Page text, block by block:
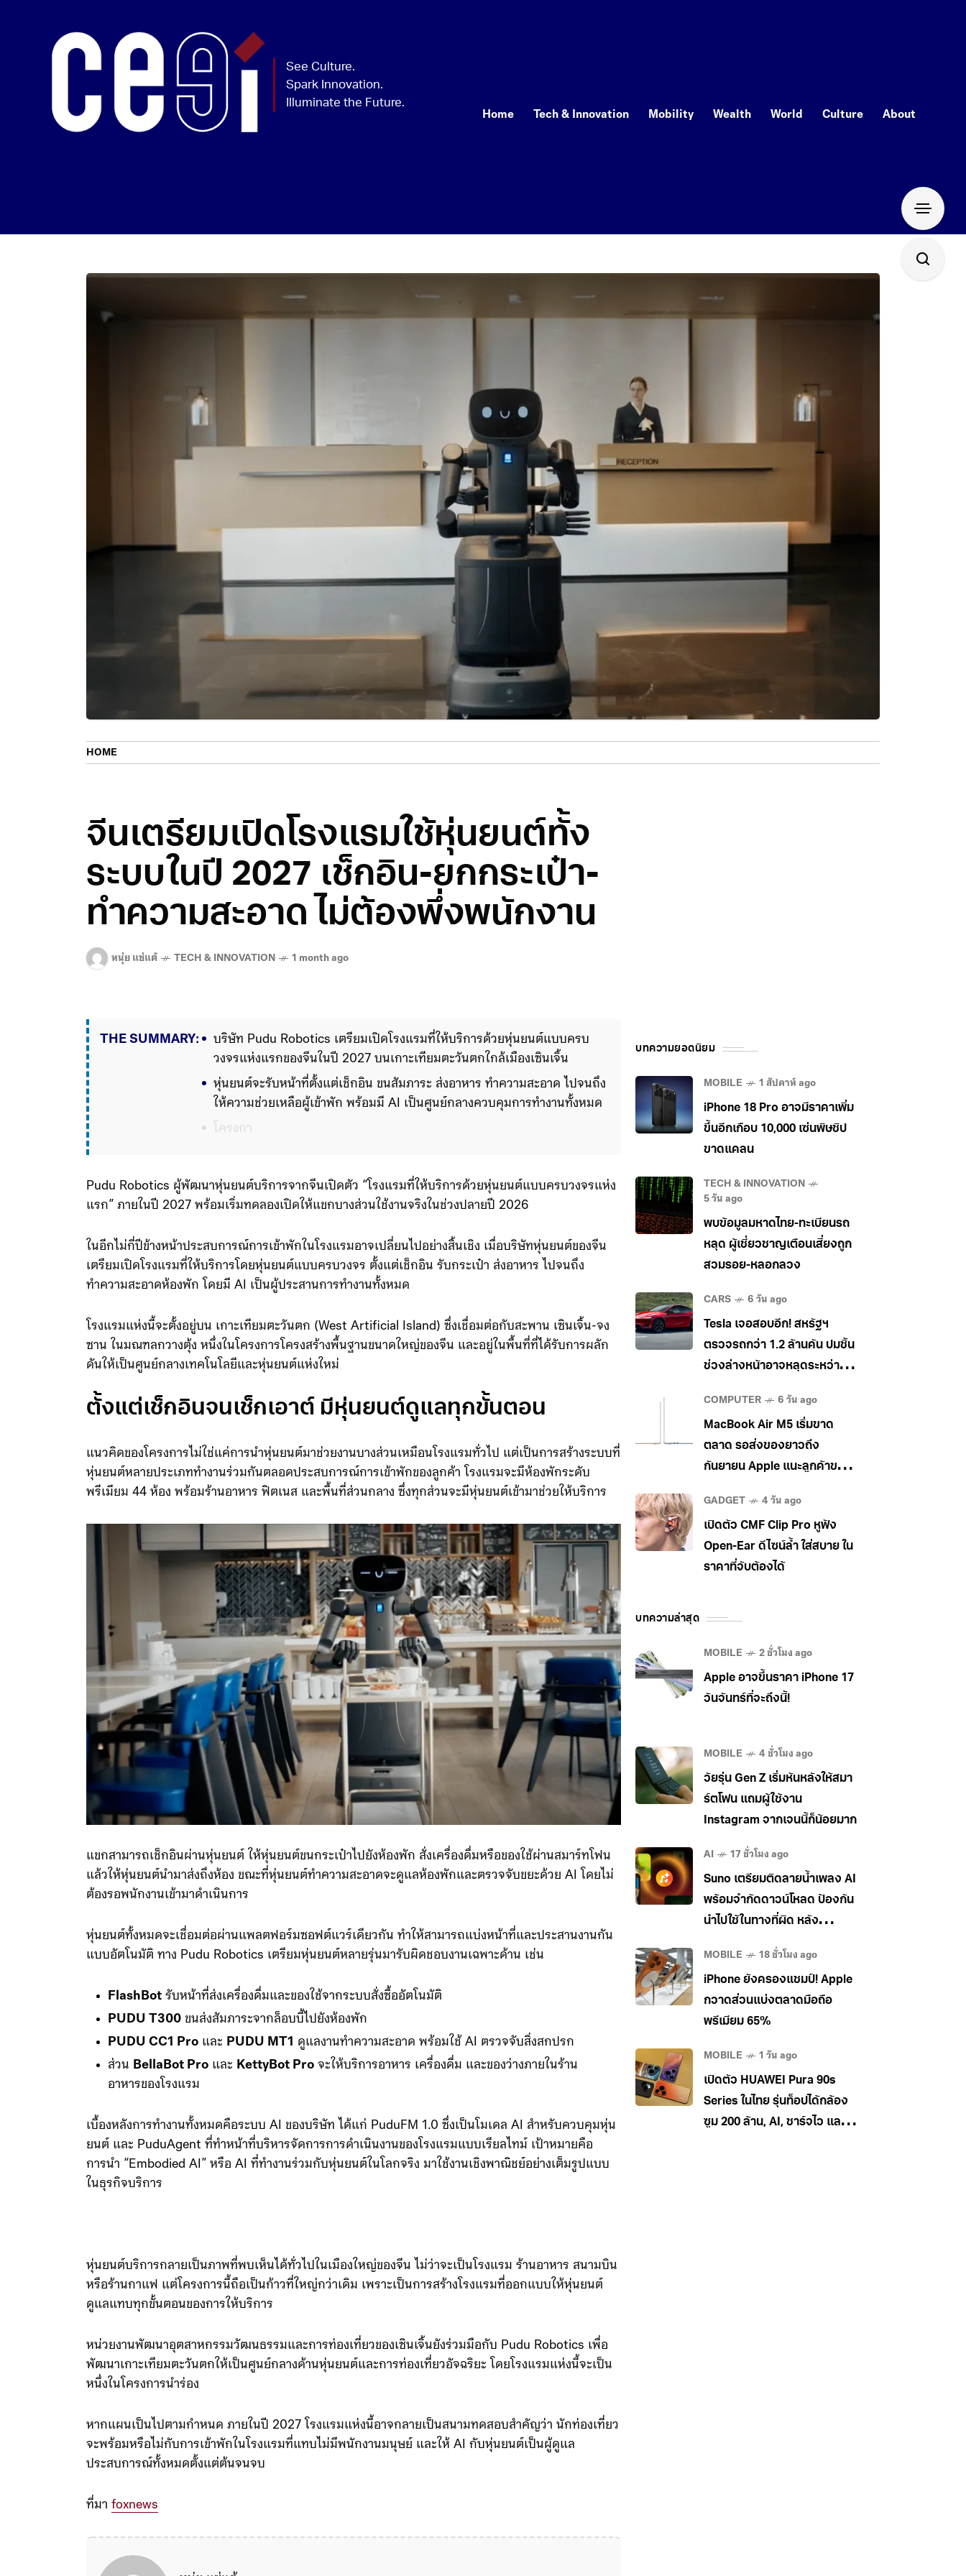
Home Tech & Innovation Mobility Wealth World Culture About
HOME
จีนเตรียมเปิดโรงแรมใช้หุ่นยนต์ทั้ง
ระบบในปี 2027 เช็กอิน-ยกกระเป๋า-
ทำความสะอาด ไม่ต้องพึ่งพนักงาน
หนุ่ย แซ่แต้ TECH & INNOVATION 1 month ago
THE SUMMARY:
บริษัท Pudu Robotics เตรียมเปิดโรงแรมที่ให้บริการด้วยหุ่นยนต์แบบครบ
วงจรแห่งแรกของจีนในปี 2027 บนเกาะเทียมตะวันตกใกล้เมืองเซินเจิ้น
หุ่นยนต์จะรับหน้าที่ตั้งแต่เช็กอิน ขนสัมภาระ ส่งอาหาร ทำความสะอาด ไปจนถึง
ให้ความช่วยเหลือผู้เข้าพัก พร้อมมี AI เป็นศูนย์กลางควบคุมการทำงานทั้งหมด
โครงการนี้เป็นส่วนหนึ่งของแผนผลักดันพื้นที่ดังกล่าวให้เป็นศูนย์กลางด้านหุ่น
Pudu Robotics ผู้พัฒนาหุ่นยนต์บริการจากจีนเปิดตัว “โรงแรมที่ให้บริการด้วยหุ่นยนต์แบบครบวงจรแห่ง
ในอีกไม่กี่ปีข้างหน้าประสบการณ์การเข้าพักในโรงแรมอาจเปลี่ยนไปอย่างสิ้นเชิง เมื่อบริษัทหุ่นยนต์ของจีน
เตรียมเปิดโรงแรมที่ให้บริการโดยหุ่นยนต์แบบครบวงจร ตั้งแต่เช็กอิน รับกระเป๋า ส่งอาหาร ไปจนถึง
โรงแรมแห่งนี้จะตั้งอยู่บน เกาะเทียมตะวันตก (West Artificial Island) ซึ่งเชื่อมต่อกับสะพาน เซินเจิ้น-จง
ซาน ในมณฑลกวางตุ้ง หนึ่งในโครงการโครงสร้างพื้นฐานขนาดใหญ่ของจีน และอยู่ในพื้นที่ที่ได้รับการผลัก
ตั้งแต่เช็กอินจนเช็กเอาต์ มีหุ่นยนต์ดูแลทุกขั้นตอน
แนวคิดของโครงการไม่ใช่แค่การนำหุ่นยนต์มาช่วยงานบางส่วนเหมือนโรงแรมทั่วไป แต่เป็นการสร้างระบบที่
หุ่นยนต์หลายประเภททำงานร่วมกันตลอดประสบการณ์การเข้าพักของลูกค้า โรงแรมจะมีห้องพักระดับ
แขกสามารถเช็กอินผ่านหุ่นยนต์ ให้หุ่นยนต์ขนกระเป๋าไปยังห้องพัก สั่งเครื่องดื่มหรือของใช้ผ่านสมาร์ทโฟน
แล้วให้หุ่นยนต์นำมาส่งถึงห้อง ขณะที่หุ่นยนต์ทำความสะอาดจะดูแลห้องพักและตรวจจับขยะด้วย AI โดยไม่
หุ่นยนต์ทั้งหมดจะเชื่อมต่อผ่านแพลตฟอร์มซอฟต์แวร์เดียวกัน ทำให้สามารถแบ่งหน้าที่และประสานงานกัน
FlashBotรับหน้าที่ส่งเครื่องดื่มและของใช้จากระบบสั่งซื้ออัตโนมัติ
PUDU T300ขนส่งสัมภาระจากล็อบบี้ไปยังห้องพัก
PUDU CC1 ProและPUDU MT1ดูแลงานทำความสะอาด พร้อมใช้ AI ตรวจจับสิ่งสกปรก
ส่วนBellaBot Pro
เบื้องหลังการทำงานทั้งหมดคือระบบ AI ของบริษัท ได้แก่ PuduFM 1.0 ซึ่งเป็นโมเดล AI สำหรับควบคุมหุ่น
ยนต์ และ PuduAgent ที่ทำหน้าที่บริหารจัดการการดำเนินงานของโรงแรมแบบเรียลไทม์ เป้าหมายคือ
การนำ “Embodied AI” หรือ AI ที่ทำงานร่วมกับหุ่นยนต์ในโลกจริง มาใช้งานเชิงพาณิชย์อย่างเต็มรูปแบบ
หุ่นยนต์บริการกลายเป็นภาพที่พบเห็นได้ทั่วไปในเมืองใหญ่ของจีน ไม่ว่าจะเป็นโรงแรม ร้านอาหาร สนามบิน
หรือร้านกาแฟ แต่โครงการนี้ถือเป็นก้าวที่ใหญ่กว่าเดิม เพราะเป็นการสร้างโรงแรมที่ออกแบบให้หุ่นยนต์
หน่วยงานพัฒนาอุตสาหกรรมวัฒนธรรมและการท่องเที่ยวของเซินเจิ้นยังร่วมมือกับ Pudu Robotics เพื่อ
พัฒนาเกาะเทียมตะวันตกให้เป็นศูนย์กลางด้านหุ่นยนต์และการท่องเที่ยวอัจฉริยะ โดยโรงแรมแห่งนี้จะเป็น
หากแผนเป็นไปตามกำหนด ภายในปี 2027 โรงแรมแห่งนี้อาจกลายเป็นสนามทดสอบสำคัญว่า นักท่องเที่ยว
จะพร้อมหรือไม่กับการเข้าพักในโรงแรมที่แทบไม่มีพนักงานมนุษย์ และให้ AI กับหุ่นยนต์เป็นผู้ดูแล
บทความยอดนิยม
MOBILE 1 สัปดาห์ ago
iPhone 18 Pro อาจมีราคาเพิ่ม
ขึ้นอีกเกือบ 10,000 เซ่นพิษชิป
ขาดแคลน
TECH & INNOVATION
5 วัน ago
พบข้อมูลมหาดไทย-ทะเบียนรถ
หลุด ผู้เชี่ยวชาญเตือนเสี่ยงถูก
สวมรอย-หลอกลวง
CARS 6 วัน ago
Tesla เจอสอบอีก! สหรัฐฯ
ตรวจรถกว่า 1.2 ล้านคัน ปมชิ้น
ช่วงล่างหน้าอาจหลุดระหว่าง
COMPUTER 6 วัน ago
MacBook Air M5 เริ่มขาด
ตลาด รอส่งของยาวถึง
กันยายน Apple แนะลูกค้าขยับ
GADGET 4 วัน ago
เปิดตัว CMF Clip Pro หูฟัง
Open-Ear ดีไซน์ล้ำ ใส่สบาย ใน
ราคาที่จับต้องได้
บทความล่าสุด
MOBILE 2 ชั่วโมง ago
Apple อาจขึ้นราคา iPhone 17
วันจันทร์ที่จะถึงนี้!
MOBILE 4 ชั่วโมง ago
วัยรุ่น Gen Z เริ่มหันหลังให้สมา
ร์ตโฟน แถมผู้ใช้งาน
Instagram จากเจนนี้ก็น้อยมาก
AI 17 ชั่วโมง ago
Suno เตรียมติดลายน้ำเพลง AI
พร้อมจำกัดดาวน์โหลด ป้องกัน
นำไปใช้ในทางที่ผิด หลัง
MOBILE 18 ชั่วโมง ago
iPhone ยังครองแชมป์! Apple
กวาดส่วนแบ่งตลาดมือถือ
พรีเมียม 65%
MOBILE 1 วัน ago
เปิดตัว HUAWEI Pura 90s
Series ในไทย รุ่นท็อปได้กล้อง
ซูม 200 ล้าน, AI, ชาร์จไว และใช้